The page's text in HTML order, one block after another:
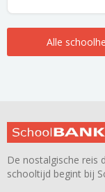
Alle
De nostalgische reis
schooltijd begint bij